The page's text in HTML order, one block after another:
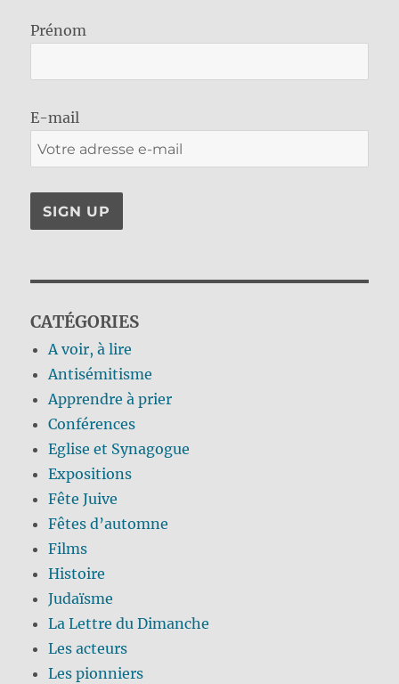
Prénom
E-mail
CATÉGORIES
A voir, à lire
Antisémitisme
Apprendre à prier
Conférences
Eglise et Synagogue
Expositions
Fête Juive
Fêtes d’automne
Films
Histoire
Judaïsme
La Lettre du Dimanche
Les acteurs
Les pionniers